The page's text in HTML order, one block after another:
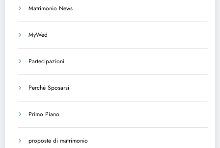
Matrimonio News
MyWed
Partecipazioni
Perché Sposarsi
Primo Piano
proposte di matrimonio